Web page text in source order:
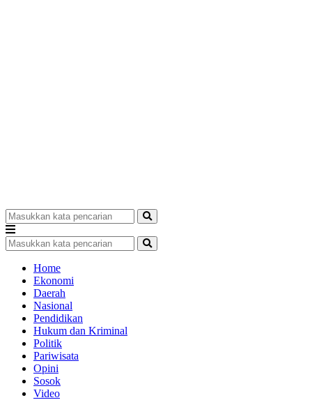
Home
Ekonomi
Daerah
Nasional
Pendidikan
Hukum dan Kriminal
Politik
Pariwisata
Opini
Sosok
Video